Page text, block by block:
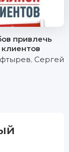
привлечь
, Сергей